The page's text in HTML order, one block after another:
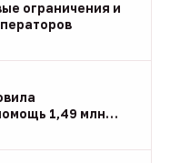
ограничения и
1,49 млн